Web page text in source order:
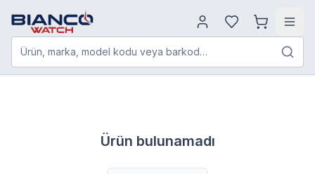
Ürün, marka, model kodu veya barkod…
Ürün bulunamadı